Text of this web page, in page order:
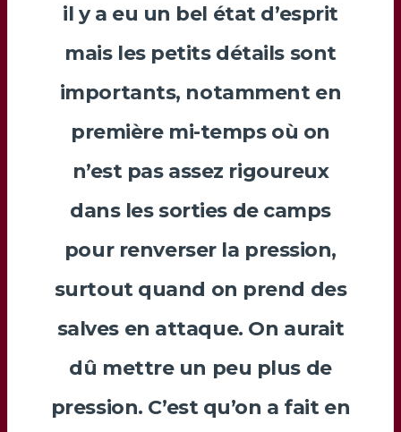
il y a eu un bel état d’esprit
mais les petits détails sont
importants, notamment en
première mi-temps où on
n’est pas assez rigoureux
dans les sorties de camps
pour renverser la pression,
surtout quand on prend des
salves en attaque. On aurait
dû mettre un peu plus de
pression. C’est qu’on a fait en